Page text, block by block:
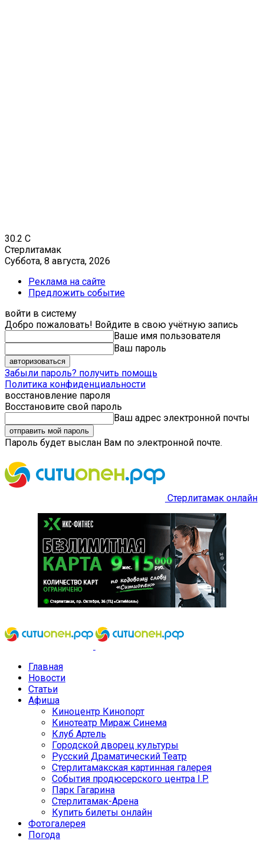
30.2 C
Стерлитамак
Суббота, 8 августа, 2026
Реклама на сайте
Предложить событие
войти в систему
Добро пожаловать! Войдите в свою учётную запись
Ваше имя пользователя
Ваш пароль
Забыли пароль? получить помощь
Политика конфиденциальности
восстановление пароля
Восстановите свой пароль
Ваш адрес электронной почты
Пароль будет выслан Вам по электронной почте.
Стерлитамак онлайн
Главная
Новости
Статьи
Афиша
Киноцентр Кинопорт
Кинотеатр Мираж Синема
Клуб Артель
Городской дворец культуры
Русский Драматический Театр
Стерлитамакская картинная галерея
События продюсерского центра I.P.
Парк Гагарина
Стерлитамак-Арена
Купить билеты онлайн
Фотогалерея
Погода